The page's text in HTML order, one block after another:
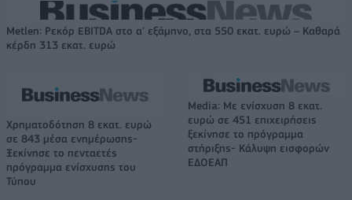
Metlen: Ρεκόρ EBITDA στο α' εξάμηνο, στα 550 εκατ. ευρώ – Καθαρά
κέρδη 313 εκατ. ευρώ
Χρηματοδότηση 8 εκατ. ευρώ
σε 843 μέσα ενημέρωσης-
Ξεκίνησε το πενταετές
πρόγραμμα ενίσχυσης του
Τύπου
Media: Με ενίσχυση 8 εκατ.
ευρώ σε 451 επιχειρήσεις
ξεκίνησε το πρόγραμμα
στήριξης- Κάλυψη εισφορών
ΕΔΟΕΑΠ